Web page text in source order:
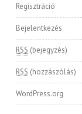
Regisztráció
Bejelentkezés
RSS (bejegyzés)
RSS (hozzászólás)
WordPress.org